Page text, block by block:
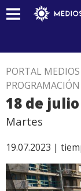
PORTAL
18 de julio
Martes
19.07.2023 |